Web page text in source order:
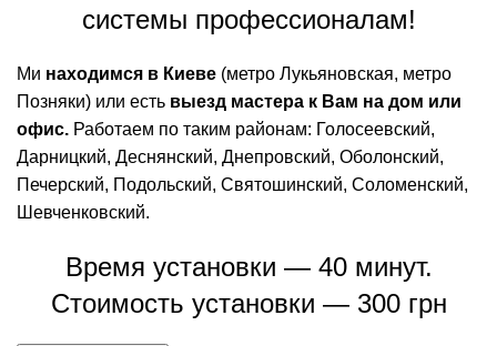
системы профессионалам!
Ми находимся в Киеве (метро Лукьяновская, метро
Позняки) или есть выезд мастера к Вам на дом или
офис. Работаем по таким районам: Голосеевский,
Дарницкий, Деснянский, Днепровский, Оболонский,
Печерский, Подольский, Святошинский, Соломенский,
Шевченковский.
Время установки — 40 минут.
Стоимость установки — 300 грн